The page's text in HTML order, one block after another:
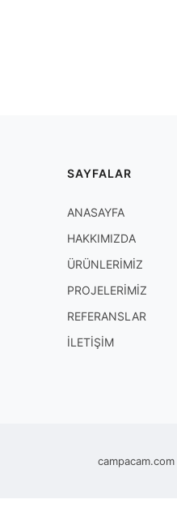
SAYFALAR
ANASAYFA
HAKKIMIZDA
ÜRÜNLERİMİZ
PROJELERİMİZ
REFERANSLAR
İLETİŞİM
campacam.com